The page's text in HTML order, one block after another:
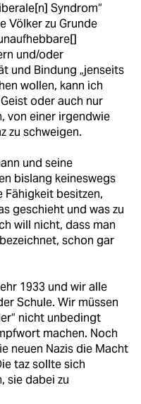
Syndrom“
Völker zu Grunde
und/oder
und Bindung „jenseits
wollen, kann ich
oder auch nur
von einer irgendwie
zu schweigen.
und seine
bislang keineswegs
Fähigkeit besitzen,
geschieht und was zu
will nicht, dass man
schon gar
1933 und wir alle
Schule. Wir müssen
nicht unbedingt
machen. Noch
neuen Nazis die Macht
taz sollte sich
sie dabei zu